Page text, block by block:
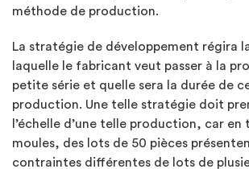
méthode de production.
La stratégie de développement régira
laquelle le fabricant veut passer à la
petite série et quelle sera la durée de
production. Une telle stratégie doit
l’échelle d’une telle production, car en
moules, des lots de 50 pièces
contraintes différentes de lots de